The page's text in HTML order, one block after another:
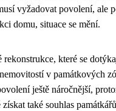
vyžadovat povolení, ale
domu, situace se mění.
které se
v památkových
ještě náročnější,
také souhlas